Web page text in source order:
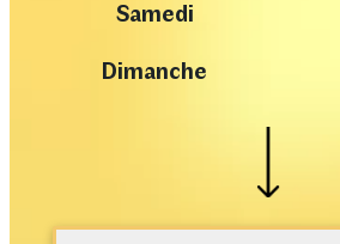
Samedi
Dimanche